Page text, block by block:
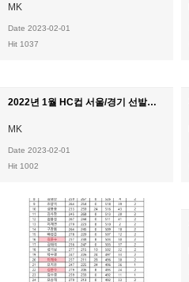
MK
Date 2023-02-01
Hit 1037
2022년 1월 HC컵 서울/경기 선발전 최종 결과
MK
Date 2023-02-01
Hit 1002